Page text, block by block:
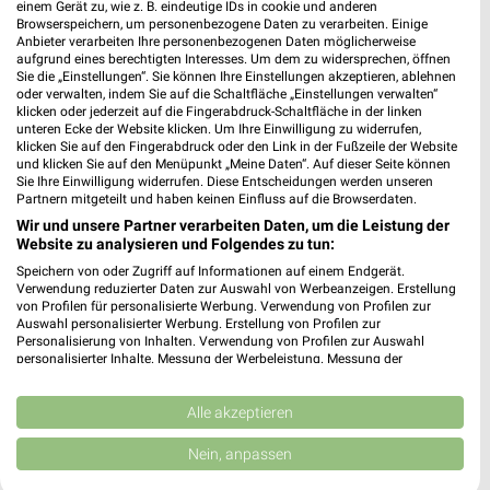
7,8 km
Angebote ab 03.08.
Noch morgen gültig
8,7 km
Angebote ab 03.08.
Noch morgen gültig
toom Baumarkt XXXLutz
einem Gerät zu, wie z. B. eindeutige IDs in cookie und anderen
Browserspeichern, um personenbezogene Daten zu verarbeiten. Einige
Anbieter verarbeiten Ihre personenbezogenen Daten möglicherweise
aufgrund eines berechtigten Interesses. Um dem zu widersprechen, öffnen
Sie die „Einstellungen“. Sie können Ihre Einstellungen akzeptieren, ablehnen
oder verwalten, indem Sie auf die Schaltfläche „Einstellungen verwalten“
klicken oder jederzeit auf die Fingerabdruck-Schaltfläche in der linken
unteren Ecke der Website klicken. Um Ihre Einwilligung zu widerrufen,
klicken Sie auf den Fingerabdruck oder den Link in der Fußzeile der Website
und klicken Sie auf den Menüpunkt „Meine Daten“. Auf dieser Seite können
Sie Ihre Einwilligung widerrufen. Diese Entscheidungen werden unseren
Partnern mitgeteilt und haben keinen Einfluss auf die Browserdaten.
Wir und unsere Partner verarbeiten Daten, um die Leistung der
Website zu analysieren und Folgendes zu tun:
Speichern von oder Zugriff auf Informationen auf einem Endgerät.
Verwendung reduzierter Daten zur Auswahl von Werbeanzeigen. Erstellung
von Profilen für personalisierte Werbung. Verwendung von Profilen zur
Auswahl personalisierter Werbung. Erstellung von Profilen zur
Personalisierung von Inhalten. Verwendung von Profilen zur Auswahl
personalisierter Inhalte. Messung der Werbeleistung. Messung der
Kombinationen von Daten aus verschiedenen Quellen. Entwicklung und
Verbesserung der Angebote. Verwendung reduzierter Daten zur Auswahl
von Inhalten.
Daten können außerhalb der Europäischen Union weitergegeben und in die
USA gesendet werden.
Alle akzeptieren
Nein, anpassen